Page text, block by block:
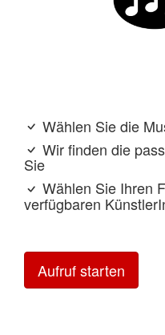
Wählen Sie die
Wir finden die
Sie
Wählen Sie Ihren
verfügbaren
Aufruf starten